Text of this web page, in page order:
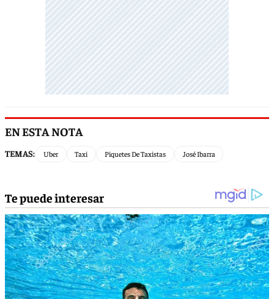
EN ESTA NOTA
TEMAS: Uber Taxi Piquetes De Taxistas José Ibarra